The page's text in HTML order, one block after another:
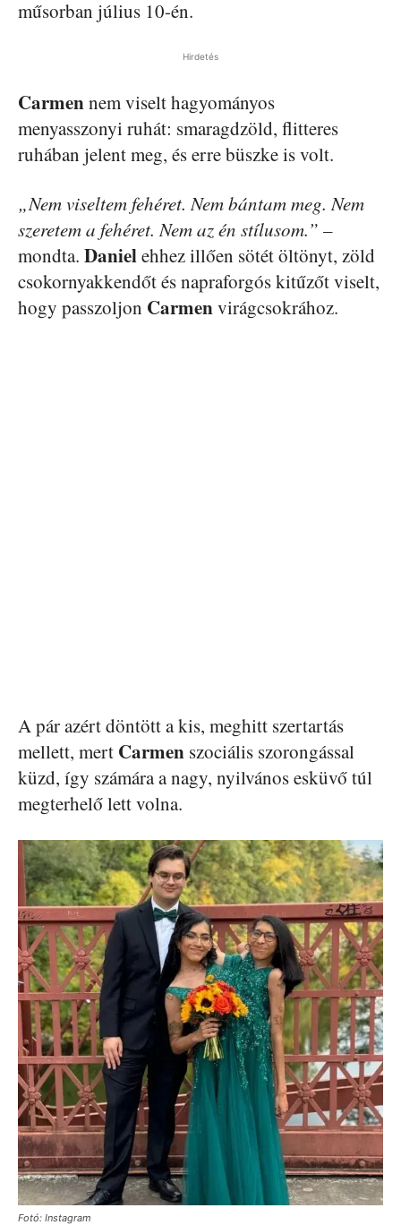
műsorban július 10-én.
Hirdetés
Carmennem viselt hagyományos
menyasszonyi ruhát: smaragdzöld, flitteres
ruhában jelent meg, és erre büszke is volt.
„Nem viseltem fehéret. Nem bántam meg. Nem
szeretem a fehéret. Nem az én stílusom.” –
mondta. Danielehhez illően sötét öltönyt, zöld
csokornyakkendőt és napraforgós kitűzőt viselt,
hogy passzoljon Carmenvirágcsokrához.
A pár azért döntött a kis, meghitt szertartás
mellett, mert Carmen szociális szorongással
küzd, így számára a nagy, nyilvános esküvő túl
megterhelő lett volna.
Fotó: Instagram